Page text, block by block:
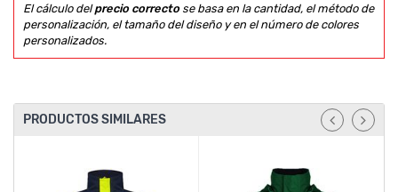
El cálculo delprecio correctose basa en la cantidad, el método de
personalización, el tamaño del diseño y en el número de colores
personalizados.
PRODUCTOS SIMILARES